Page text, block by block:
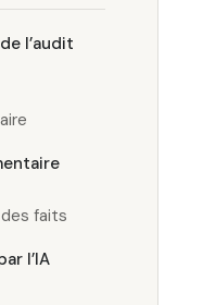
l’audit
faits
l’IA